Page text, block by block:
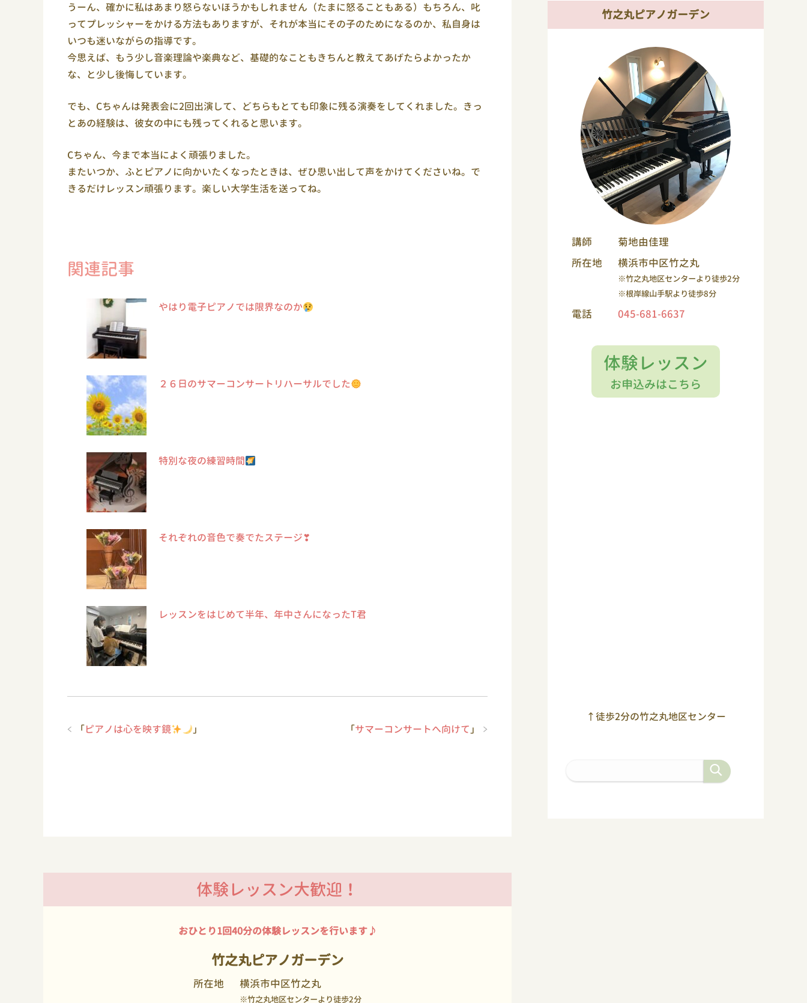
うーん、確かに私はあまり怒らないほうかもしれません（たまに怒ることもある）もちろん、叱
ってプレッシャーをかける方法もありますが、それが本当にその子のためになるのか、私自身は
いつも迷いながらの指導です。
今思えば、もう少し音楽理論や楽典など、基礎的なこともきちんと教えてあげたらよかったか
な、と少し後悔しています。
でも、Cちゃんは発表会に2回出演して、どちらもとても印象に残る演奏をしてくれました。きっ
とあの経験は、彼女の中にも残ってくれると思います。
Cちゃん、今まで本当によく頑張りました。
またいつか、ふとピアノに向かいたくなったときは、ぜひ思い出して声をかけてくださいね。で
きるだけレッスン頑張ります。楽しい大学生活を送ってね。
関連記事
やはり電子ピアノでは限界なのか
２６日のサマーコンサートリハーサルでした
特別な夜の練習時間
それぞれの音色で奏でたステージ❣
レッスンをはじめて半年、年中さんになったT君
「サマーコンサートへ向けて 」
「ピアノは心を映す鏡 」
体験レッスン大歓迎！
おひとり1回40分の体験レッスンを行います♪
竹之丸ピアノガーデン
所在地 横浜市中区竹之丸
※竹之丸地区センターより徒歩2分
竹之丸ピアノガーデン
講師
菊地由佳理
所在地
横浜市中区竹之丸
※竹之丸地区センターより徒歩2分
※根岸線山手駅より徒歩8分
電話 045-681-6637
体験レッスン
お申込みはこちら
↑徒歩2分の竹之丸地区センター